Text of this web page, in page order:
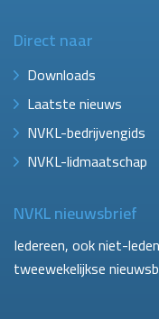
Direct naar
Downloads
Laatste nieuws
NVKL-bedrijvengids
NVKL-lidmaatschap
NVKL nieuwsbrief
Iedereen, ook niet-
tweewekelijkse